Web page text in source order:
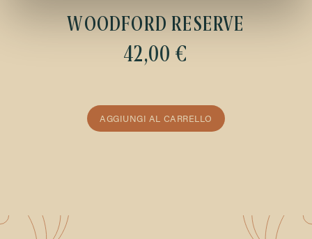
WOODFORD RESERVE
42,00 €
AGGIUNGI AL CARRELLO